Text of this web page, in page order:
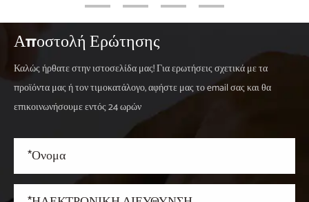
Αποστολή Ερώτησης
Καλώς ήρθατε στην ιστοσελίδα μας! Για ερωτήσεις σχετικά με τα
προϊόντα μας ή τον τιμοκατάλογο, αφήστε μας το email σας και θα
επικοινωνήσουμε εντός 24 ωρών